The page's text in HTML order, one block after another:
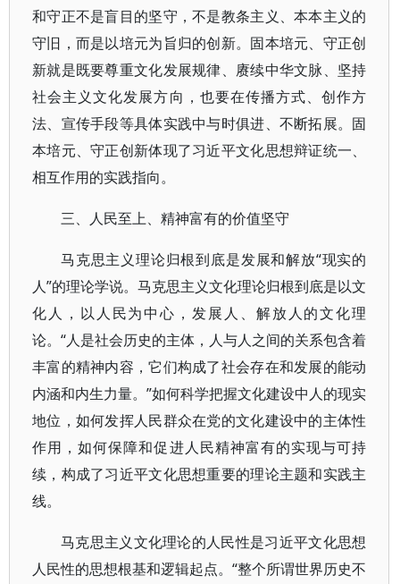
和守正不是盲目的坚守，不是教条主义、本本主义的
守旧，而是以培元为旨归的创新。固本培元、守正创
新就是既要尊重文化发展规律、赓续中华文脉、坚持
社会主义文化发展方向，也要在传播方式、创作方
法、宣传手段等具体实践中与时俱进、不断拓展。固
本培元、守正创新体现了习近平文化思想辩证统一、
相互作用的实践指向。
三、人民至上、精神富有的价值坚守
马克思主义理论归根到底是发展和解放“现实的
人”的理论学说。马克思主义文化理论归根到底是以文
化人，以人民为中心，发展人、解放人的文化理
论。“人是社会历史的主体，人与人之间的关系包含着
丰富的精神内容，它们构成了社会存在和发展的能动
内涵和内生力量。”如何科学把握文化建设中人的现实
地位，如何发挥人民群众在党的文化建设中的主体性
作用，如何保障和促进人民精神富有的实现与可持
续，构成了习近平文化思想重要的理论主题和实践主
线。
马克思主义文化理论的人民性是习近平文化思想
人民性的思想根基和逻辑起点。“整个所谓世界历史不